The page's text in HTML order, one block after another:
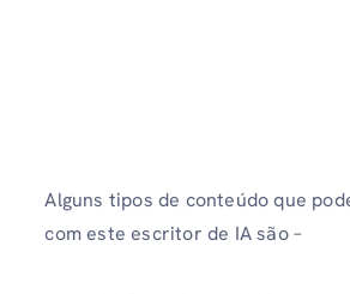
Alguns tipos de conteúdo que
com este escritor de IA são –